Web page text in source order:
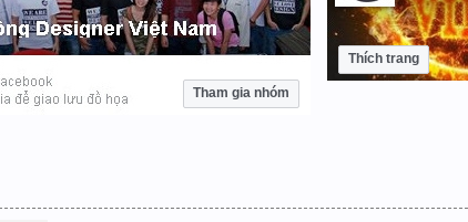
Tham gia nhóm
Thích trang